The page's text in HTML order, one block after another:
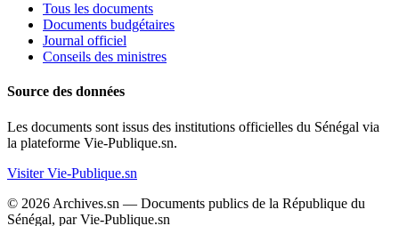
Tous les documents
Documents budgétaires
Journal officiel
Conseils des ministres
Source des données
Les documents sont issus des institutions officielles du Sénégal via
la plateforme Vie-Publique.sn.
Visiter Vie-Publique.sn
© 2026 Archives.sn — Documents publics de la République du
Sénégal, par Vie-Publique.sn